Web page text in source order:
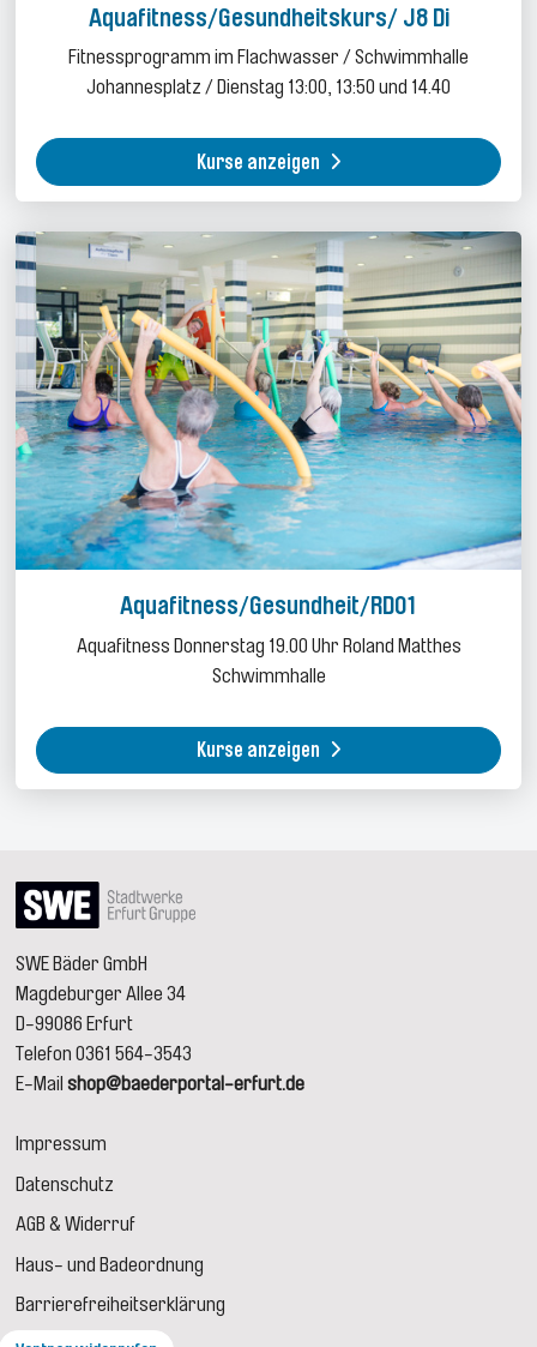
Aquafitness/Gesundheitskurs/ J8 Di
Fitnessprogramm im Flachwasser / Schwimmhalle
Johannesplatz / Dienstag 13:00, 13:50 und 14.40
Kurse anzeigen
Aquafitness/Gesundheit/RDO1
Aquafitness Donnerstag 19.00 Uhr Roland Matthes
Schwimmhalle
Kurse anzeigen
SWE Bäder GmbH
Magdeburger Allee 34
D-99086 Erfurt
Telefon 0361 564-3543
E-Mail shop@baederportal-erfurt.de
Impressum
Datenschutz
AGB & Widerruf
Haus- und Badeordnung
Barrierefreiheitserklärung